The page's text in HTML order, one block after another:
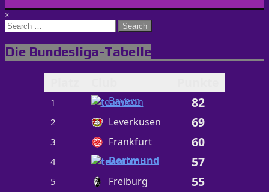
×
Search
for:
Die Bundesliga-Tabelle
1 Bayern 82
2 Leverkusen 69
3 Frankfurt 60
4 Dortmund 57
5 Freiburg 55